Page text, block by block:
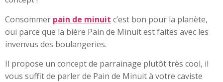
Consommer pain de minuit c’est bon pour la planète,
oui parce que la bière Pain de Minuit est faites avec les
invenvus des boulangeries.
Il propose un concept de parrainage plutôt très cool, il
vous suffit de parler de Pain de Minuit à votre caviste